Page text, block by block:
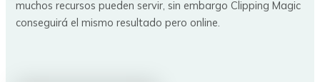
muchos recursos pueden servir, sin embargo Clipping Magic
conseguirá el mismo resultado pero online.